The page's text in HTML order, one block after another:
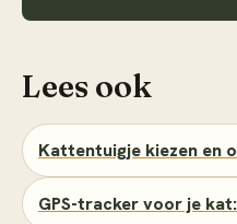
Lees ook
Kattentuigje kiezen en
GPS-tracker voor je